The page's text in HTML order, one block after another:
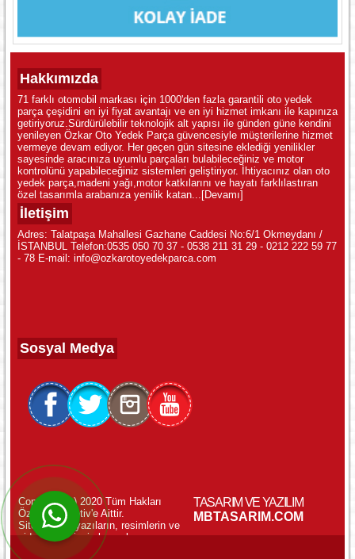
WhatsApp ile Online Destek!
Hakkımızda
71 farklı otomobil markası için 1000'den fazla garantili oto yedek
parça çeşidini en iyi fiyat avantajı ve en iyi hizmet imkanı ile kapınıza
getiriyoruz.Sürdürülebilir teknolojik alt yapısı ile günden güne kendini
yenileyen Özkar Oto Yedek Parça güvencesiyle müşterilerine hizmet
vermeye devam ediyor. Her geçen gün sitesine eklediği yenilikler
sayesinde aracınıza uyumlu parçaları bulabileceğiniz ve motor
kontrolünü yapabileceğiniz sistemleri geliştiriyor. İhtiyacınız olan oto
yedek parça,madeni yağı,motor katkılarını ve hayatı farklılastıran
özel tasarımla arabanıza yenilik katan... [Devamı]
İletişim
Adres: Talatpaşa Mahallesi Gazhane Caddesi No:6/1 Okmeydanı /
İSTANBUL Telefon:0535 050 70 37 - 0538 211 31 29 - 0212 222 59 77
- 78 E-mail: info@ozkarotoyedekparca.com
Sosyal Medya
Copyright (c) 2020 Tüm Hakları
Özkar Otomotiv'e Aittir.
Sitemizdeki yazıların, resimlerin ve
videoların izinsiz kopyalanması
yasaktır.
TASARIM VE YAZILIM
MBTASARIM.COM